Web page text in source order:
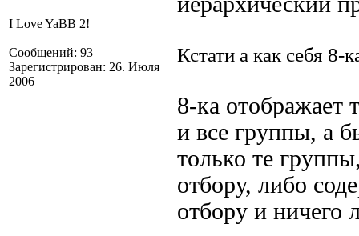
I Love YaBB 2!
Сообщений: 93
Зарегистрирован: 26. Июля
2006
Кстати а как себя 8-
8-ка отображает
и все группы, а
только те
отбору, либо
отбору и ничего